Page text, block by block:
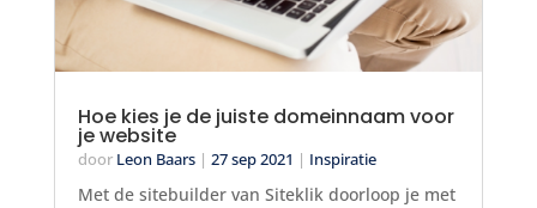
Hoe kies je de juiste domeinnaam voor
je website
door Leon Baars| 27 sep 2021 | Inspiratie
Met de sitebuilder van Siteklik doorloop je met